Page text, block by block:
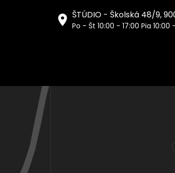
ŠTÚDIO - Školská 48/9,
Po - Št 10:00 - 17:00 Pia 10:00